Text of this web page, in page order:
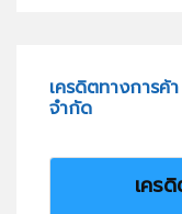
เครดิตทางการค้
จำกัด
เคร